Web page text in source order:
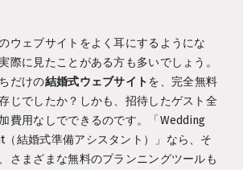
ウェブサイトをよく耳にするようにな
際に見たことがある方も多いでしょう。
だけの結婚式ウェブサイトを、完全無料
じでしたか？しかも、招待したゲスト全
費用なしでできるのです。「Wedding
結婚式準備アシスタント）」なら、そ
さまざまな無料のプランニングツールも